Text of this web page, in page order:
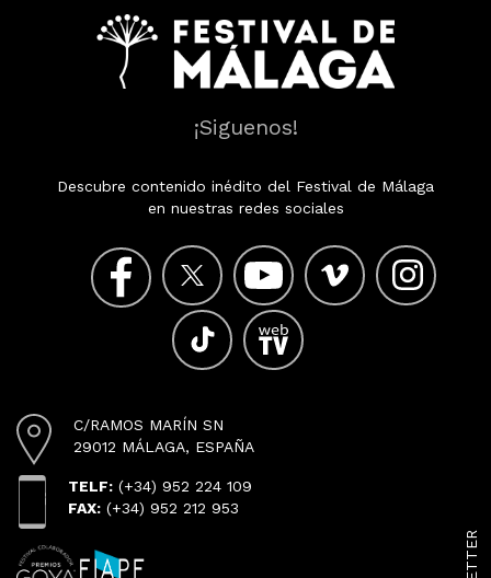
¡Siguenos!
Descubre contenido inédito del Festival de Málaga
en nuestras redes sociales
C/RAMOS MARÍN SN
29012 MÁLAGA, ESPAÑA
TELF: (+34) 952 224 109
FAX: (+34) 952 212 953